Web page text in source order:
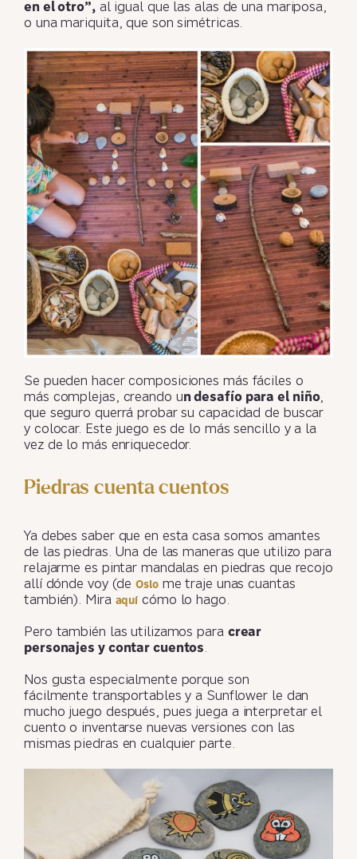
en el otro”,al igual que las alas de una mariposa,
o una mariquita, que son simétricas.
Se pueden hacer composiciones más fáciles o
más complejas, creando un desafío para el niño,
que seguro querrá probar su capacidad de buscar
y colocar. Este juego es de lo más sencillo y a la
vez de lo más enriquecedor.
Piedras cuenta cuentos
Ya debes saber que en esta casa somos amantes
de las piedras. Una de las maneras que utilizo para
relajarme es pintar mandalas en piedras que recojo
allí dónde voy (deOslome traje unas cuantas
también). Mira aquí cómo lo hago.
Pero también las utilizamos para crear
personajes y contar cuentos.
Nos gusta especialmente porque son
fácilmente transportables y a Sunflower le dan
mucho juego después, pues juega a interpretar el
cuento o inventarse nuevas versiones con las
mismas piedras en cualquier parte.